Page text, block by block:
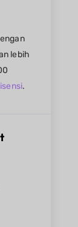
lebih
.